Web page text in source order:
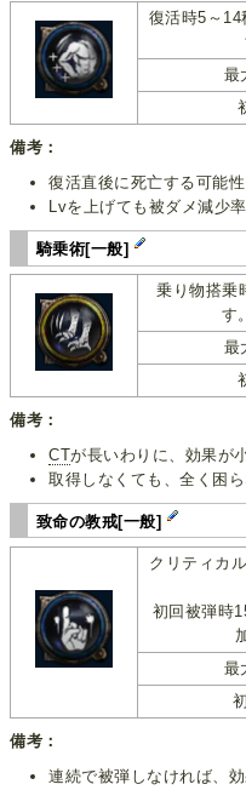
復活時5～14
最
備考：
復活直後に死亡する可能
Lvを上げても被ダメ減少
騎乗術[一般]
乗り物搭乗
す
最
備考：
CTが長いわりに、効果が
取得しなくても、全く困
致命の教戒[一般]
クリティカ
初回被弾時
最
備考：
連続で被弾しなければ、